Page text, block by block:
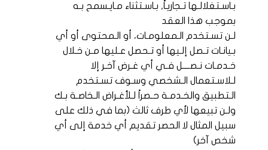
بـاسـتغلالـها تـجاريـاً, بـاسـتثناء مـايـسمح بـه
بموجب هذا العقد
لـن تسـتخدم الـمعلومـات، أو الـمحتوى أو أي
بـيانـات تـصل إلـيها أو تـحصل عـليها مـن خـلال
خـدمـات نـصــــل فـي أي غـرض آخـر إلا
لـلاسـتعمال الـشخصي وسـوف تسـتخدم
الـتطبيق والخـدمـة حـصراً لـلأغـراض الـخاصـة بـك
ولـن تبيعها لأي طرف ثالث (بما في ذلك على
سبيل المثال لا الحصر تقديم أي خدمة إلى أي
شخص آخر)